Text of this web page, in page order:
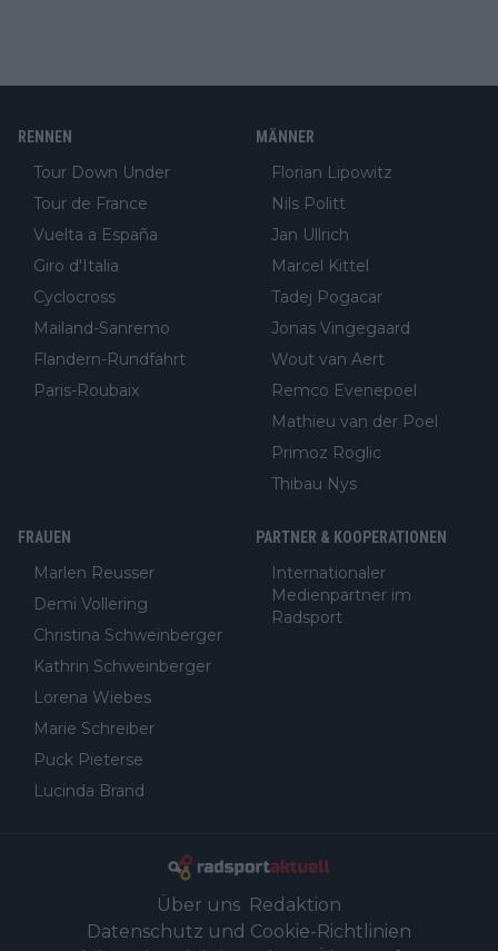
RENNEN
Tour Down Under
Tour de France
Vuelta a España
Giro d'Italia
Cyclocross
Mailand-Sanremo
Flandern-Rundfahrt
Paris-Roubaix
MÄNNER
Florian Lipowitz
Nils Politt
Jan Ullrich
Marcel Kittel
Tadej Pogacar
Jonas Vingegaard
Wout van Aert
Remco Evenepoel
Mathieu van der Poel
Primoz Roglic
Thibau Nys
FRAUEN
Marlen Reusser
Demi Vollering
Christina Schweinberger
Kathrin Schweinberger
Lorena Wiebes
Marie Schreiber
Puck Pieterse
Lucinda Brand
PARTNER & KOOPERATIONEN
Internationaler
Medienpartner im
Radsport
Über uns Redaktion
Datenschutz und Cookie-Richtlinien